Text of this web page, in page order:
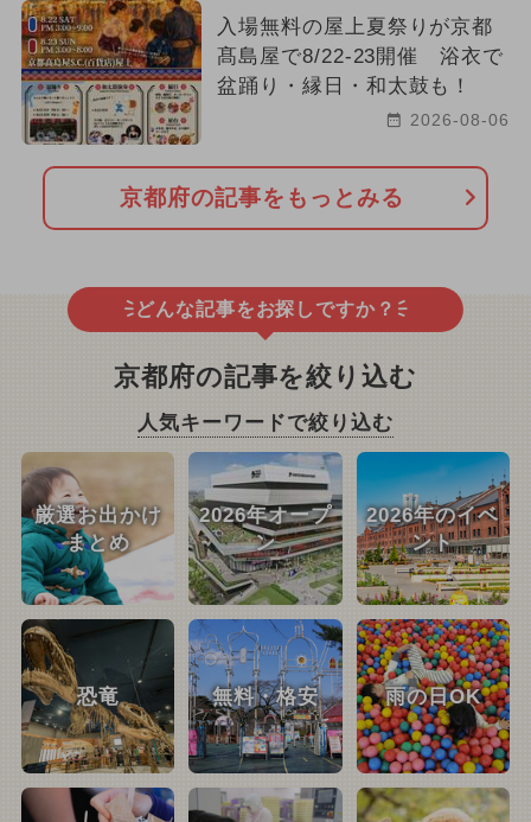
入場無料の屋上夏祭りが京都
髙島屋で8/22-23開催 浴衣で
盆踊り・縁日・和太鼓も！
2026-08-06
京都府の記事をもっとみる
どんな記事をお探しですか？
京都府の記事を絞り込む
人気キーワードで絞り込む
厳選お出かけ
まとめ
2026年オープ
ン
2026年のイベ
ント
恐竜 無料・格安 雨の日OK